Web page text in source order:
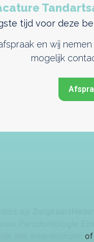
tijd voor deze
en wij
mogelijk
of